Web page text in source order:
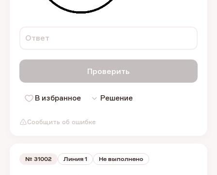
Сообщить об ошибке
Ответ
Проверить
В избранное Решение
№ 31002 Линия 1 Не выполнено